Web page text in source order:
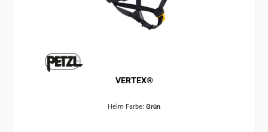
VERTEX®
Helm Farbe: Grün